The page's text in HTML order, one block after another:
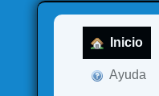
Inicio
Ayuda